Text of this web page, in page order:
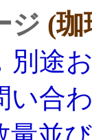
ジ (珈
別途
い合